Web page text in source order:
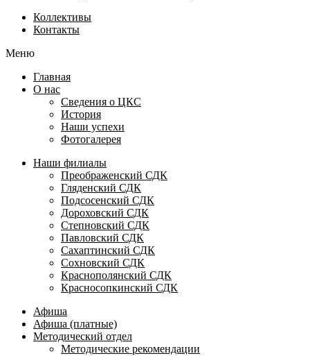
Коллективы
Контакты
Меню
Главная
О нас
Сведения о ЦКС
История
Наши успехи
Фотогалерея
Наши филиалы
Преображенский СДК
Гляденский СДК
Подсосенский СДК
Дороховский СДК
Степновский СДК
Павловский СДК
Сахаптинский СДК
Сохновский СДК
Краснополянский СДК
Красносопкинский СДК
Афиша
Афиша (платные)
Методический отдел
Методические рекомендации